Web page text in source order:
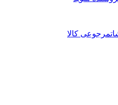
مرجوعی کالا